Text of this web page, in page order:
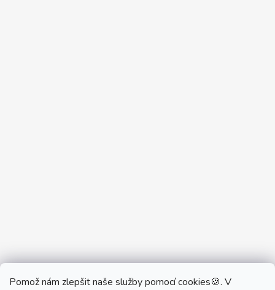
Pomož nám zlepšit naše služby pomocí cookies🍪. V